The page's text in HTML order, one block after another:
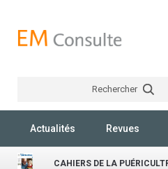
Rechercher
Actualités Revues
CAHIERS DE LA